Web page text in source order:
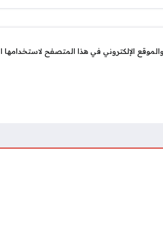
الإلكتروني في هذا المتصفح لاستخدامها